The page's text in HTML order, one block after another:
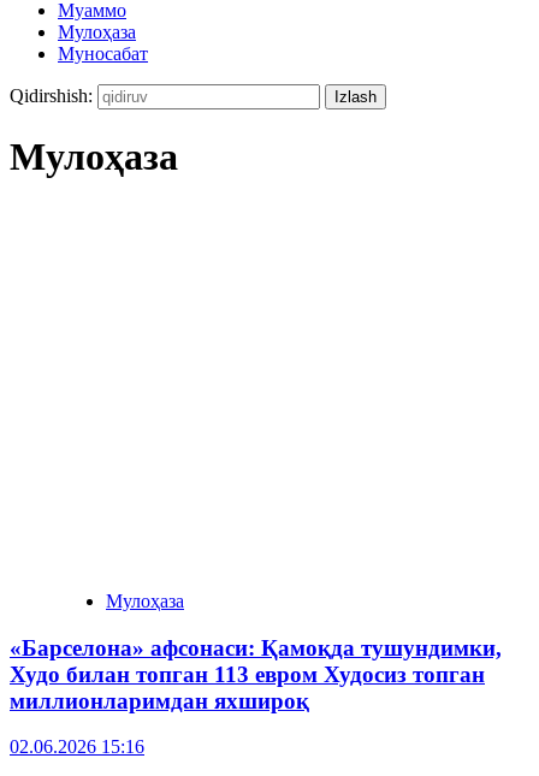
Муаммо
Мулоҳаза
Муносабат
Qidirshish:
Мулоҳаза
Мулоҳаза
«Барселона» афсонаси: Қамоқда тушундимки,
Худо билан топган 113 евром Худосиз топган
миллионларимдан яхшироқ
02.06.2026 15:16